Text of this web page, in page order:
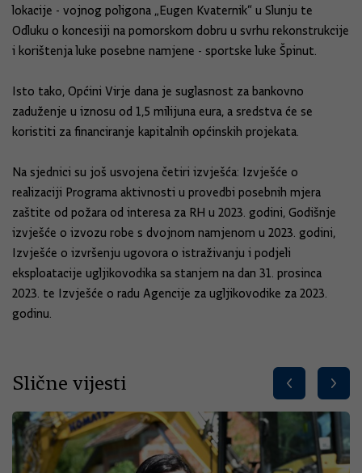
lokacije - vojnog poligona „Eugen Kvaternik“ u Slunju te
Odluku o koncesiji na pomorskom dobru u svrhu rekonstrukcije
i korištenja luke posebne namjene - sportske luke Špinut.
Isto tako, Općini Virje dana je suglasnost za bankovno
zaduženje u iznosu od 1,5 milijuna eura, a sredstva će se
koristiti za financiranje kapitalnih općinskih projekata.
Na sjednici su još usvojena četiri izvješća: Izvješće o
realizaciji Programa aktivnosti u provedbi posebnih mjera
zaštite od požara od interesa za RH u 2023. godini, Godišnje
izvješće o izvozu robe s dvojnom namjenom u 2023. godini,
Izvješće o izvršenju ugovora o istraživanju i podjeli
eksploatacije ugljikovodika sa stanjem na dan 31. prosinca
2023. te Izvješće o radu Agencije za ugljikovodike za 2023.
godinu.
Slične vijesti